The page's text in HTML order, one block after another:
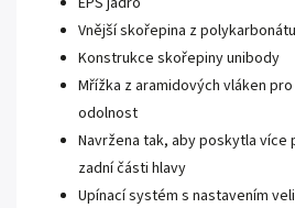
Vnější skořepina z polykarbonátu
Konstrukce skořepiny unibody
Mřížka z aramidových vláken
odolnost
Navržena tak, aby poskytla více
zadní části hlavy
Upínací systém s nastavením